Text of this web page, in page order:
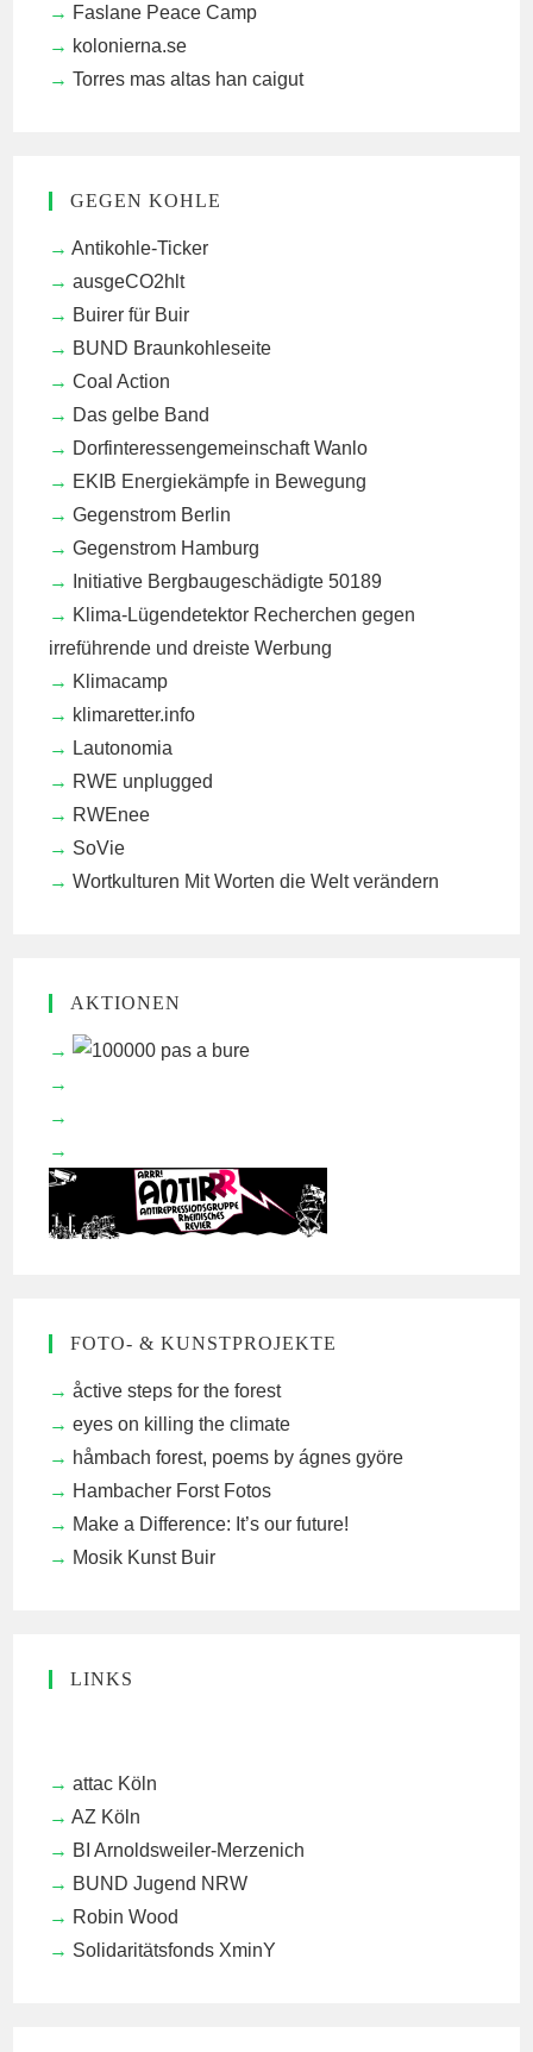
Faslane Peace Camp
kolonierna.se
Torres mas altas han caigut
GEGEN KOHLE
Antikohle-Ticker
ausgeCO2hlt
Buirer für Buir
BUND Braunkohleseite
Coal Action
Das gelbe Band
Dorfinteressengemeinschaft Wanlo
EKIB Energiekämpfe in Bewegung
Gegenstrom Berlin
Gegenstrom Hamburg
Initiative Bergbaugeschädigte 50189
Klima-Lügendetektor Recherchen gegen
irreführende und dreiste Werbung
Klimacamp
klimaretter.info
Lautonomia
RWE unplugged
RWEnee
SoVie
Wortkulturen Mit Worten die Welt verändern
AKTIONEN
FOTO- & KUNSTPROJEKTE
åctive steps for the forest
eyes on killing the climate
håmbach forest, poems by ágnes györe
Hambacher Forst Fotos
Make a Difference: It’s our future!
Mosik Kunst Buir
LINKS
attac Köln
AZ Köln
BI Arnoldsweiler-Merzenich
BUND Jugend NRW
Robin Wood
Solidaritätsfonds XminY